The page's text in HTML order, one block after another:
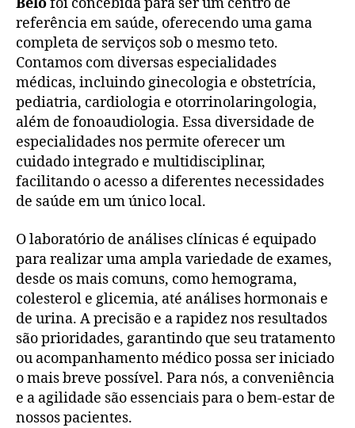
referência em saúde, oferecendo uma gama
completa de serviços sob o mesmo teto.
Contamos com diversas especialidades
médicas, incluindo ginecologia e obstetrícia,
pediatria, cardiologia e otorrinolaringologia,
além de fonoaudiologia. Essa diversidade de
especialidades nos permite oferecer um
cuidado integrado e multidisciplinar,
facilitando o acesso a diferentes necessidades
de saúde em um único local.
O laboratório de análises clínicas é equipado
para realizar uma ampla variedade de exames,
desde os mais comuns, como hemograma,
colesterol e glicemia, até análises hormonais e
de urina. A precisão e a rapidez nos resultados
são prioridades, garantindo que seu tratamento
ou acompanhamento médico possa ser iniciado
o mais breve possível. Para nós, a conveniência
e a agilidade são essenciais para o bem-estar de
nossos pacientes.